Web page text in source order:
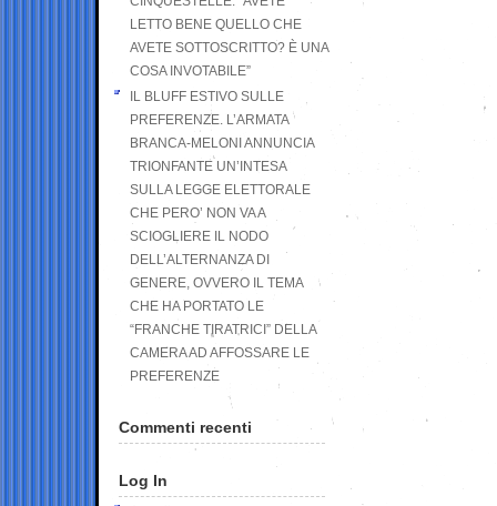
LETTO BENE QUELLO CHE
AVETE SOTTOSCRITTO? È UNA
COSA INVOTABILE”
IL BLUFF ESTIVO SULLE
PREFERENZE. L’ARMATA
BRANCA-MELONI ANNUNCIA
TRIONFANTE UN’INTESA
SULLA LEGGE ELETTORALE
CHE PERO’ NON VA A
SCIOGLIERE IL NODO
DELL’ALTERNANZA DI
GENERE, OVVERO IL TEMA
CHE HA PORTATO LE
“FRANCHE TIRATRICI” DELLA
CAMERA AD AFFOSSARE LE
PREFERENZE
Commenti recenti
Log In